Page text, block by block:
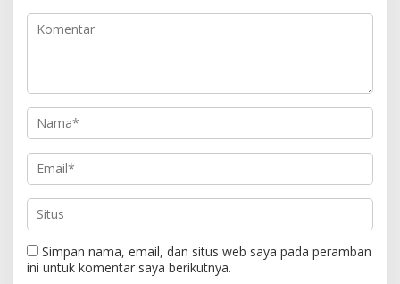
Simpan nama, email, dan situs web saya pada peramban
ini untuk komentar saya berikutnya.